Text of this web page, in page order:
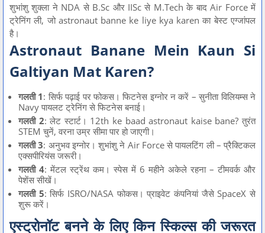
शुभांशु शुक्ला ने NDA से B.Sc और IISc से M.Tech के बाद Air Force में
ट्रेनिंग ली, जो astronaut banne ke liye kya karen का बेस्ट एग्जांपल
है।
Astronaut Banane Mein Kaun Si
Galtiyan Mat Karen?
गलती 1: सिर्फ पढ़ाई पर फोकस। फिटनेस इग्नोर न करें – सुनीता विलियम्स ने
Navy पायलट ट्रेनिंग से फिटनेस बनाई।
गलती 2: लेट स्टार्ट। 12th ke baad astronaut kaise bane? तुरंत
STEM चुनें, वरना उम्र सीमा पार हो जाएगी।
गलती 3: अनुभव इग्नोर। शुभांशु ने Air Force से पायलटिंग ली – प्रैक्टिकल
एक्सपीरियंस जरूरी।
गलती 4: मेंटल स्ट्रेंथ कम। स्पेस में 6 महीने अकेले रहना – टीमवर्क और
पेशेंस सीखें।
गलती 5: सिर्फ ISRO/NASA फोकस। प्राइवेट कंपनियां जैसे SpaceX से
शुरू करें।
एस्ट्रोनॉट बनने के लिए किन स्किल्स की जरूरत